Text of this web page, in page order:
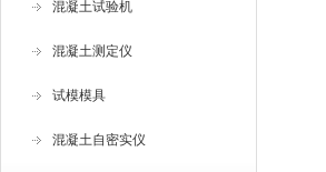
混凝土试验机
混凝土测定仪
试模模具
混凝土自密实仪